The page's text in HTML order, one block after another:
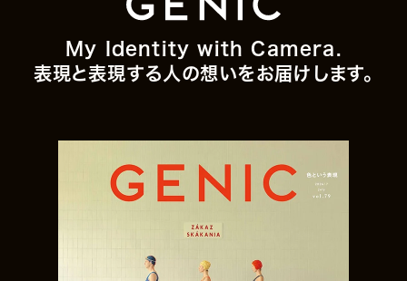
My Identity with Camera.
表現と表現する人の想いをお届けします。